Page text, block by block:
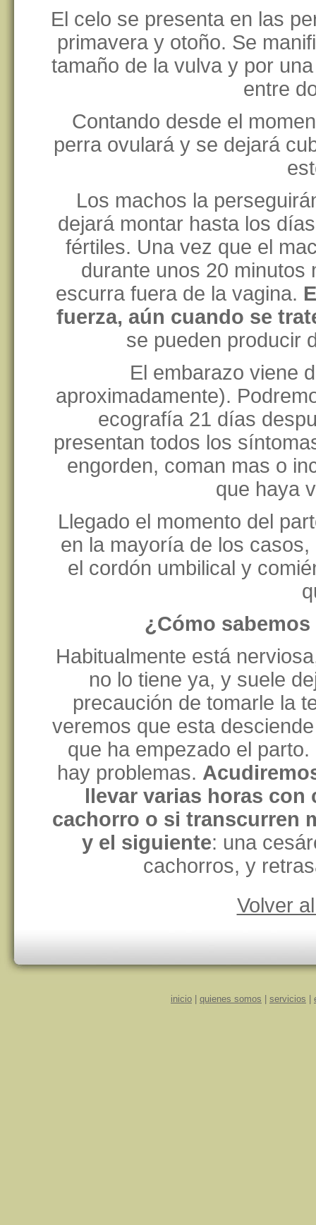
El celo se presenta en las
primavera y otoño. Se
tamaño de la vulva y por
entre
Contando desde el
perra ovulará y se dejará
Los machos la
dejará montar hasta los
fértiles. Una vez que el
durante unos 20 minutos
escurra fuera de la vagina.
fuerza, aún cuando se
se pueden producir
El embarazo viene
aproximadamente).
ecografía 21 días
presentan todos los
engorden, coman mas o
que haya
Llegado el momento del
en la mayoría de los
el cordón umbilical y
¿Cómo
Habitualmente está
no lo tiene ya, y suele
precaución de tomarle la
veremos que esta
que ha empezado el
hay problemas.
llevar varias horas
cachorro o si transcurren
y el siguiente: una
cachorros, y
Volver
inicio quienes somos servicios